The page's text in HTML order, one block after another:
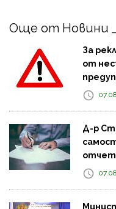
Още от Новини
За
от
Д-р